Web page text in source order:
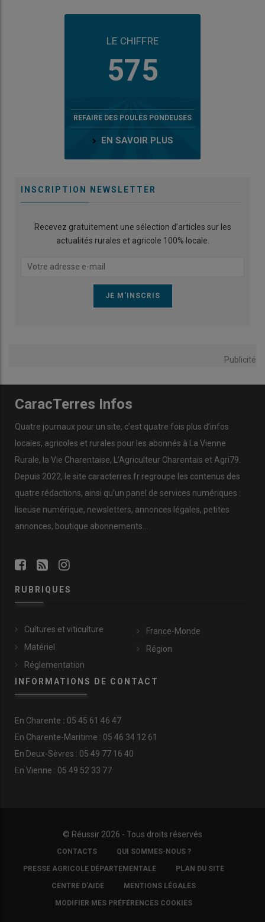
LE CHIFFRE
575
REFAIRE DES POULES PONDEUSES
EN SAVOIR PLUS
INSCRIPTION NEWSLETTER
Recevez gratuitement une sélection d’articles sur les
actualités rurales et agricole 100% locale.
Publicité
CaracTerres Infos
Quatre journaux pour un site, c’est quatre fois plus d’infos
locales, agricoles et rurales pour les abonnés à La Vienne
Rurale, la Vie Charentaise, L’Agriculteur Charentais et Agri79.
Depuis 2022, le site caracterres.fr regroupe les contenus des
quatre rédactions, ainsi qu’un panel de services numériques :
liseuse numérique, newsletters, annonces légales, petites
annonces, boutique abonnements…
RUBRIQUES
Cultures et viticulture
Matériel
Réglementation
France-Monde
Région
INFORMATIONS DE CONTACT
En Charente : 05 45 61 46 47
En Charente-Maritime : 05 46 34 12 61
En Deux-Sèvres : 05 49 77 16 40
En Vienne : 05 49 52 33 77
© Réussir 2026 - Tous droits réservés
COPYRIGHTCONTACTS QUI SOMMES-NOUS ?
PRESSE AGRICOLE DÉPARTEMENTALE PLAN DU SITE
CENTRE D'AIDE MENTIONS LÉGALES
MODIFIER MES PRÉFÉRENCES COOKIES